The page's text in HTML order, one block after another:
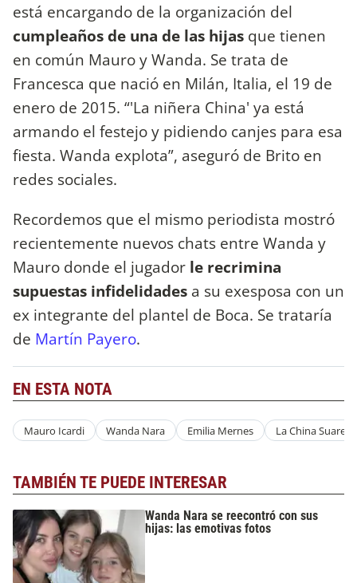
está encargando de la organización del
cumpleaños de una de las hijas que tienen
en común Mauro y Wanda. Se trata de
Francesca que nació en Milán, Italia, el 19 de
enero de 2015. “'La niñera China' ya está
armando el festejo y pidiendo canjes para esa
fiesta. Wanda explota”, aseguró de Brito en
redes sociales.
Recordemos que el mismo periodista mostró
recientemente nuevos chats entre Wanda y
Mauro donde el jugador le recrimina
supuestas infidelidades a su exesposa con un
ex integrante del plantel de Boca. Se trataría
de Martín Payero.
EN ESTA NOTA
Mauro Icardi Wanda Nara Emilia Mernes La China Suarez
TAMBIÉN TE PUEDE INTERESAR
Wanda Nara se reecontró con sus
hijas: las emotivas fotos